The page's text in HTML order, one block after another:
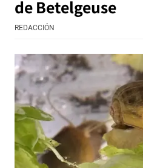
de Betelgeuse
REDACCIÓN